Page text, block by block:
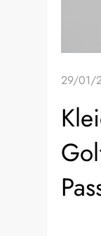
29/01/